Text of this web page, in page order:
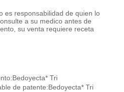
es responsabilidad de quien lo
a su medico antes de
su venta requiere receta
Tri
de patente:Bedoyecta* Tri